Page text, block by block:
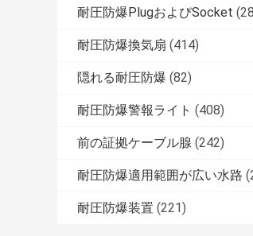
耐圧防爆PlugおよびSocket
耐圧防爆換気扇 (414)
隠れる耐圧防爆 (82)
耐圧防爆警報ライト (408)
前の証拠ケーブル腺 (242)
耐圧防爆適用範囲が広い水路
耐圧防爆装置 (221)